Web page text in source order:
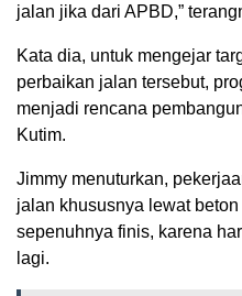
jalan jika dari APBD,”
Kata dia, untuk mengejar
perbaikan jalan tersebut,
menjadi rencana
Kutim.
Jimmy menuturkan,
jalan khususnya lewat
sepenuhnya finis, karena
lagi.